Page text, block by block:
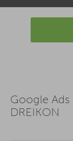
Google
DREIKON